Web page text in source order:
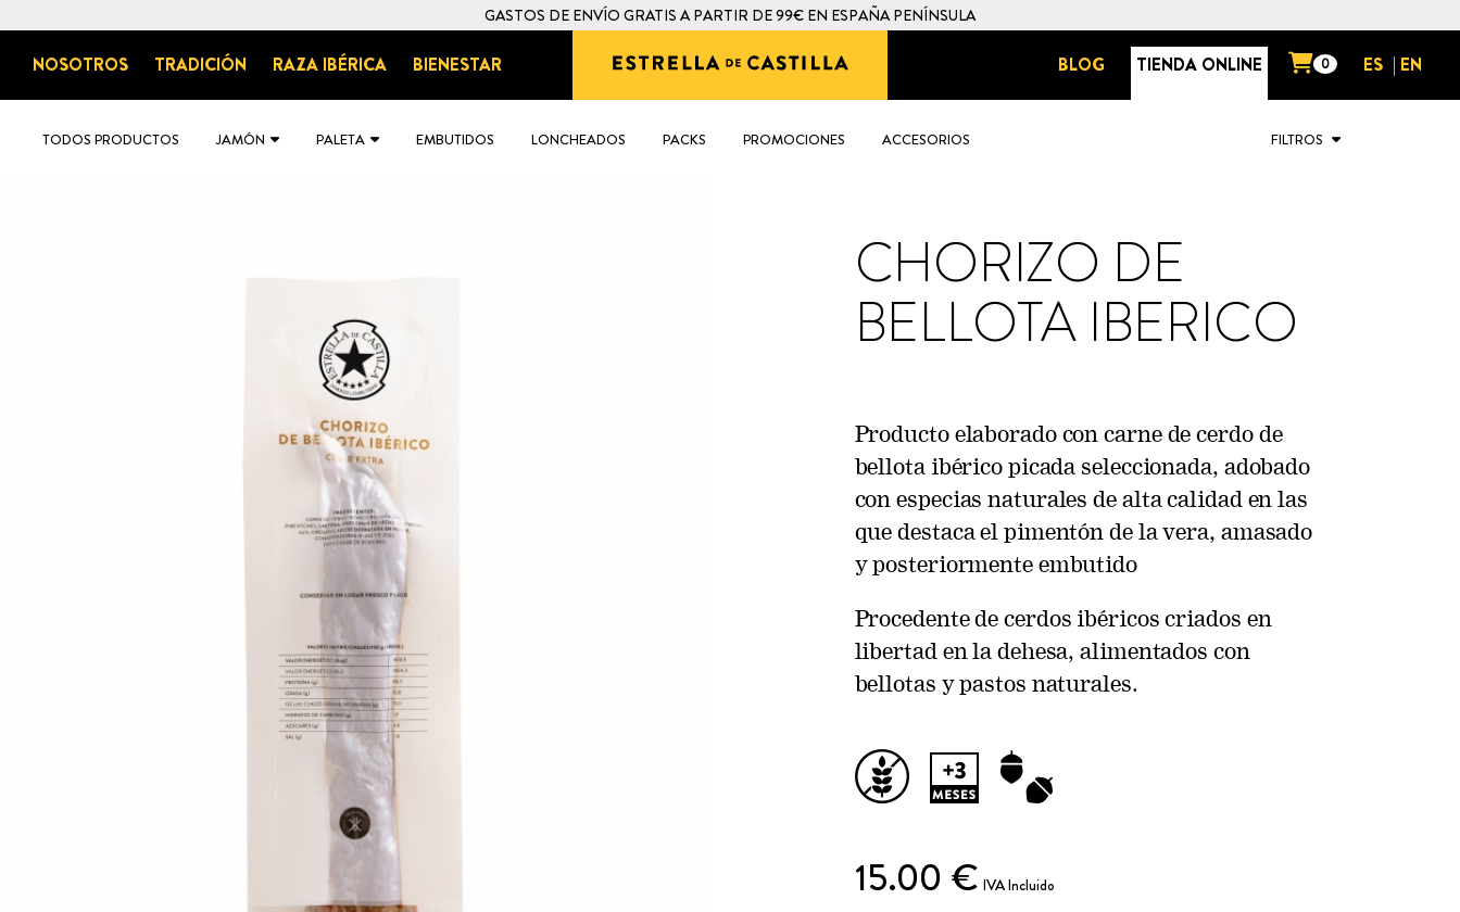
GASTOS DE ENVÍO GRATIS A PARTIR DE 99€ EN ESPAÑA PENÍNSULA
NOSOTROS TRADICIÓN RAZA IBÉRICA BIENESTAR BLOG TIENDA ONLINE 0 ES | EN
TODOS PRODUCTOS JAMÓN PALETA EMBUTIDOS LONCHEADOS PACKS PROMOCIONES ACCESORIOS FILTROS
CHORIZO DE
BELLOTA IBERICO
Producto elaborado con carne de cerdo de
bellota ibérico picada seleccionada, adobado
con especias naturales de alta calidad en las
que destaca el pimentón de la vera, amasado
y posteriormente embutido
Procedente de cerdos ibéricos criados en
libertad en la dehesa, alimentados con
bellotas y pastos naturales.
15.00 € IVA Incluido